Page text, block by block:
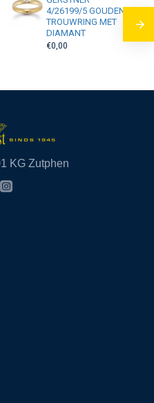
4/26199/5 GOUDEN
TROUWRING MET
DIAMANT
€0,00
KG Zutphen